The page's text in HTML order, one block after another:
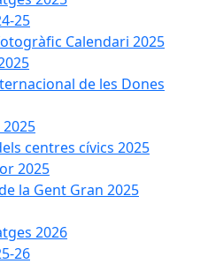
25
Calendari 2025
de les Dones
centres cívics 2025
2025
la Gent Gran 2025
2026
26